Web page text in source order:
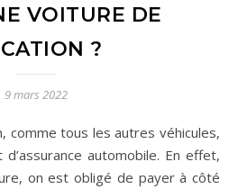
VOITURE DE
?
9 mars 2022
automobile. En effet,
on est obligé de payer à côté